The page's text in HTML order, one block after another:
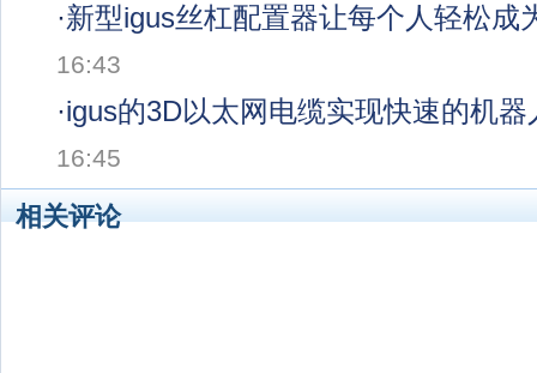
·新型igus丝杠配置器让每个人轻松成
16:43
·igus的3D以太网电缆实现快速的机器
16:45
相关评论